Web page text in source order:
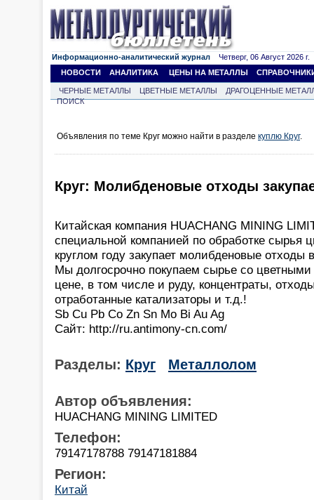
Информационно-аналитический журнал Четверг, 06 Август 2026 г.
НОВОСТИ
АНАЛИТИКА ЦЕНЫ НА МЕТАЛЛЫ
ЧЕРНЫЕ МЕТАЛЛЫ ЦВЕТНЫЕ МЕТАЛЛЫ
ДРАГОЦЕННЫЕ
ПОИСК
Объявления по теме Круг можно найти в разделе куплю Круг.
Круг: Молибденовые отходы
Китайская компания HUACHANG MINING
специальной компанией по обработке сырья
круглом году закупает молибденовые отходы
Мы долгосрочно покупаем сырье со
цене, в том числе и руду, концентраты,
отработанные катализаторы и т.д.!
Sb Cu Pb Co Zn Sn Мо Bi Au Ag
Сайт: http://ru.antimony-cn.com/
Разделы: Круг Металлолом
Автор объявления:
HUACHANG MINING LIMITED
Телефон:
79147178788 79147181884
Регион:
Китай